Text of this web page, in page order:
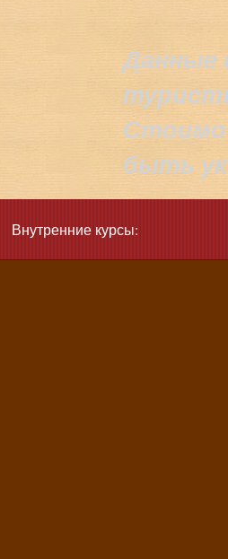
Данные
быть
Внутренние курсы: